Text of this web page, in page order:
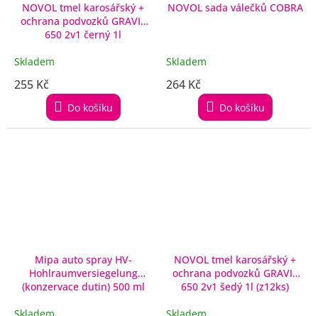
NOVOL tmel karosářský +
ochrana podvozků GRAVIT
650 2v1 černý 1l
Skladem
255 Kč
Do košíku
NOVOL sada válečků COBRA
Skladem
264 Kč
Do košíku
Mipa auto spray HV-
Hohlraumversiegelung
(konzervace dutin) 500 ml
NOVOL tmel karosářský +
ochrana podvozků GRAVIT
650 2v1 šedý 1l (z12ks)